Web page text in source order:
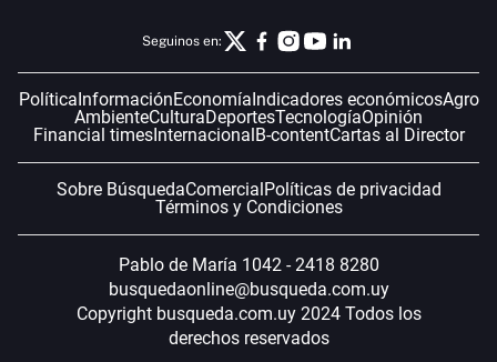
Seguinos en:
Política InformaciónEconomía Indicadores económicosAgro
AmbienteCulturaDeportesTecnologíaOpinión
Financial timesInternacional B-contentCartas al Director
Sobre BúsquedaComercial Políticas de privacidad
Términos y Condiciones
Pablo de María 1042 - 2418 8280
busquedaonline@busqueda.com.uy
Copyright busqueda.com.uy 2024 Todos los
derechos reservados